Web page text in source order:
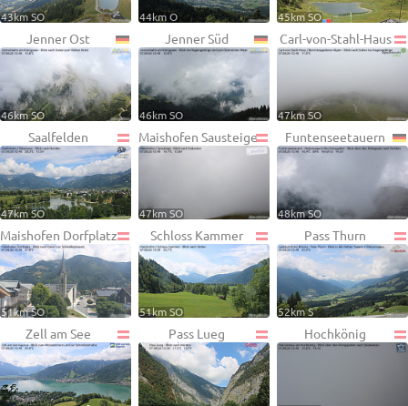
43km SO 44km O 45km SO
Jenner Ost
46km SO
Jenner Süd
46km SO
Carl-von-Stahl-Haus
47km SO
Saalfelden
47km SO
Maishofen Sausteige
47km SO
Funtenseetauern
48km SO
Maishofen Dorfplatz
51km SO
Schloss Kammer
51km SO
Pass Thurn
52km S
Zell am See Pass Lueg Hochkönig